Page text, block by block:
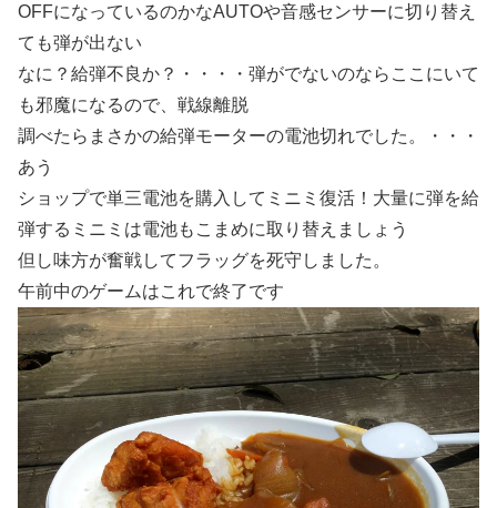
OFFになっているのかなAUTOや音感センサーに切り替え
ても弾が出ない
なに？給弾不良か？・・・・弾がでないのならここにいて
も邪魔になるので、戦線離脱
調べたらまさかの給弾モーターの電池切れでした。・・・
あう
ショップで単三電池を購入してミニミ復活！大量に弾を給
弾するミニミは電池もこまめに取り替えましょう
但し味方が奮戦してフラッグを死守しました。
午前中のゲームはこれで終了です